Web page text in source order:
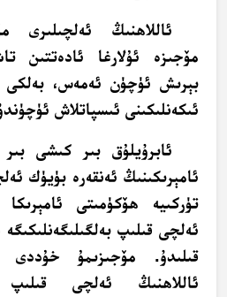
ئاللاھنىڭ ئەلچىلىرى
مۆجىزە ئۇلارغا ئادەتتىن
بېرىش ئۈچۈن ئەمەس، بەلكى
ئىكەنلىكىنى ئىسپاتلاش
ئابرۇيلۇق بىر كىشى
ئامېرىكىنىڭ ئەنقەرە بۈيۈك
تۈركىيە ھۆكۈمىتى
ئەلچى قىلىپ
قىلىدۇ. مۆجىزىمۇ
ئاللاھنىڭ ئەلچى قىلىپ